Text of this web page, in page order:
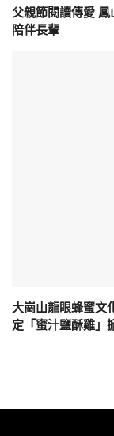
父親節閱讀傳愛
陪伴長輩
大崗山龍眼蜂蜜
定「蜜汁鹽酥雞」